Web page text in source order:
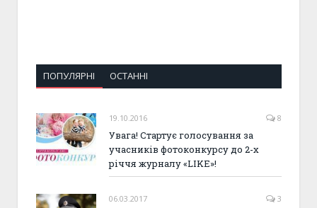
ПОПУЛЯРНІ ОСТАННІ
19.10.2016 8
Увага! Стартує голосування за
учасників фотоконкурсу до 2-х
річчя журналу «LIKE»!
06.03.2017 3